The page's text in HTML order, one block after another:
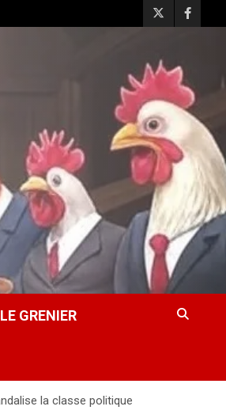
LE GRENIER
la classe politique